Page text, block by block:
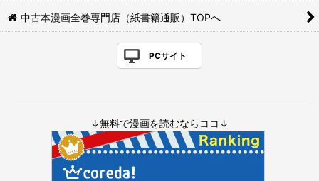
中古本漫画全巻専門店（紙書籍通販）TOPへ
PCサイト
↓無料で漫画を読むならココ↓